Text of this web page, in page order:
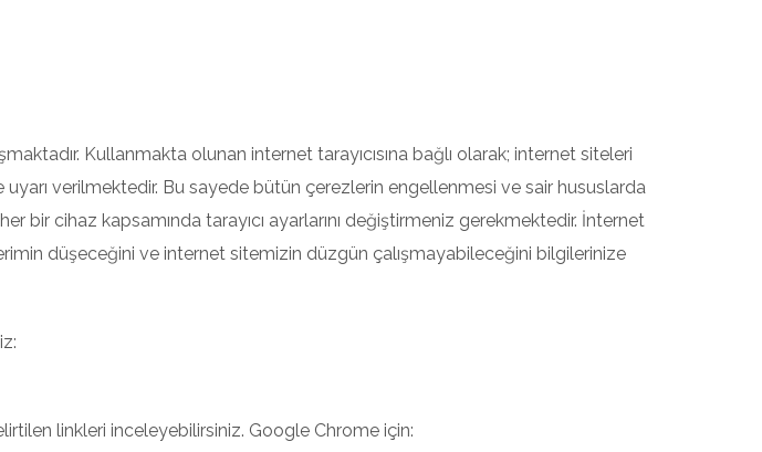
Kullanmakta olunan internet tarayıcısına bağlı olarak; internet siteleri
verilmektedir. Bu sayede bütün çerezlerin engellenmesi ve sair hususlarda
bir cihaz kapsamında tarayıcı ayarlarını değiştirmeniz gerekmektedir. İnternet
düşeceğini ve internet sitemizin düzgün çalışmayabileceğini bilgilerinize
linkleri inceleyebilirsiniz. Google Chrome için: